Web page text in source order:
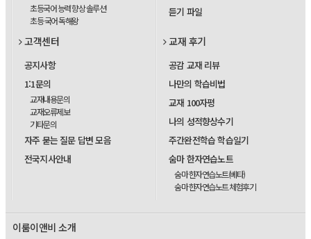
초등국어 능력 향상 솔루션
초등 국어 독해왕
듣기 파일
고객센터
공지사항
1:1문의
교재내용문의
교재오류제보
기타문의
자주 묻는 질문 답변 모음
전국지사안내
교재 후기
공감 교재 리뷰
나만의 학습비법
교재 100자평
나의 성적향상수기
주간완전학습 학습일기
숨마 한자연습노트
숨마 한자연습노트(베타)
숨마 한자연습노트 체험후기
이룸이앤비 소개